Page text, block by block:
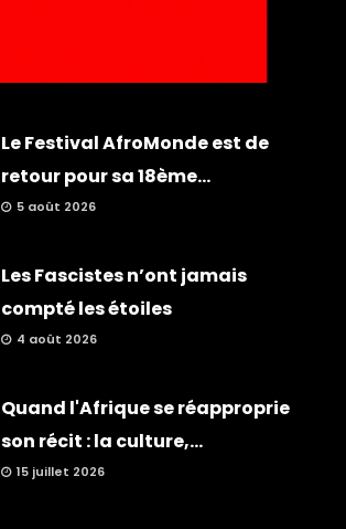
Le Festival AfroMonde est de
retour pour sa 18ème...
5 août 2026
Les Fascistes n’ont jamais
compté les étoiles
4 août 2026
Quand l'Afrique se réapproprie
son récit : la culture,...
15 juillet 2026